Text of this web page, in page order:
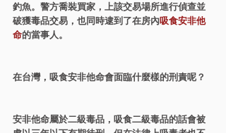
釣魚。警方喬裝買家，上該交易場所進行偵查並
破獲毒品交易，也同時逮到了在房內吸食安非他
命的當事人。
在台灣，吸食安非他命會面臨什麼樣的刑責呢？
安非他命屬於二級毒品，吸食二級毒品的話會被